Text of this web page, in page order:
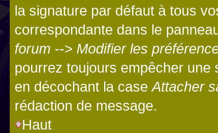
la signature par défaut à tous
correspondante dans le
forum --> Modifier les
pourrez toujours empêcher une
en décochant la case Attacher
rédaction de message.
Haut